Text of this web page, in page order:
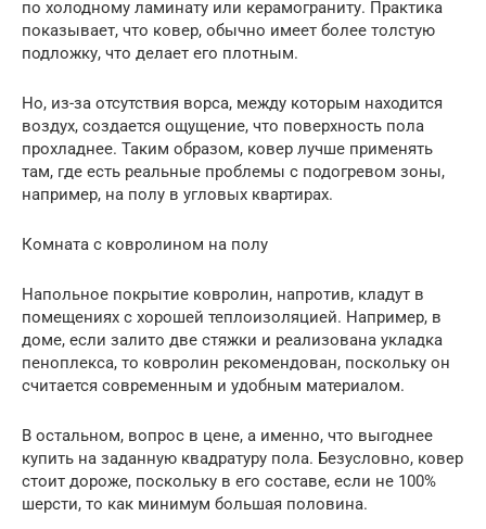
по холодному ламинату или керамограниту. Практика
показывает, что ковер, обычно имеет более толстую
подложку, что делает его плотным.
Но, из-за отсутствия ворса, между которым находится
воздух, создается ощущение, что поверхность пола
прохладнее. Таким образом, ковер лучше применять
там, где есть реальные проблемы с подогревом зоны,
например, на полу в угловых квартирах.
Комната с ковролином на полу
Напольное покрытие ковролин, напротив, кладут в
помещениях с хорошей теплоизоляцией. Например, в
доме, если залито две стяжки и реализована укладка
пеноплекса, то ковролин рекомендован, поскольку он
считается современным и удобным материалом.
В остальном, вопрос в цене, а именно, что выгоднее
купить на заданную квадратуру пола. Безусловно, ковер
стоит дороже, поскольку в его составе, если не 100%
шерсти, то как минимум большая половина.